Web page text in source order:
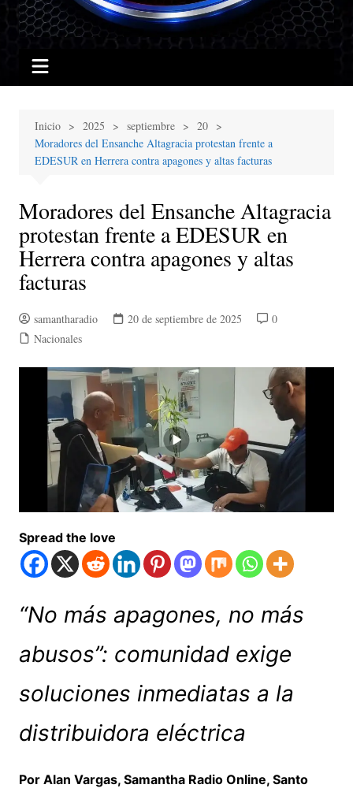
Inicio 2025 septiembre
20
Moradores del Ensanche Altagracia protestan frente a
EDESUR en Herrera contra apagones y altas facturas
Moradores del Ensanche Altagracia
protestan frente a EDESUR en
Herrera contra apagones y altas
facturas
samantharadio 20 de septiembre de 2025
0
Nacionales
Spread the love
“No más apagones, no más
abusos”: comunidad exige
soluciones inmediatas a la
distribuidora eléctrica
Por Alan Vargas, Samantha Radio Online, Santo